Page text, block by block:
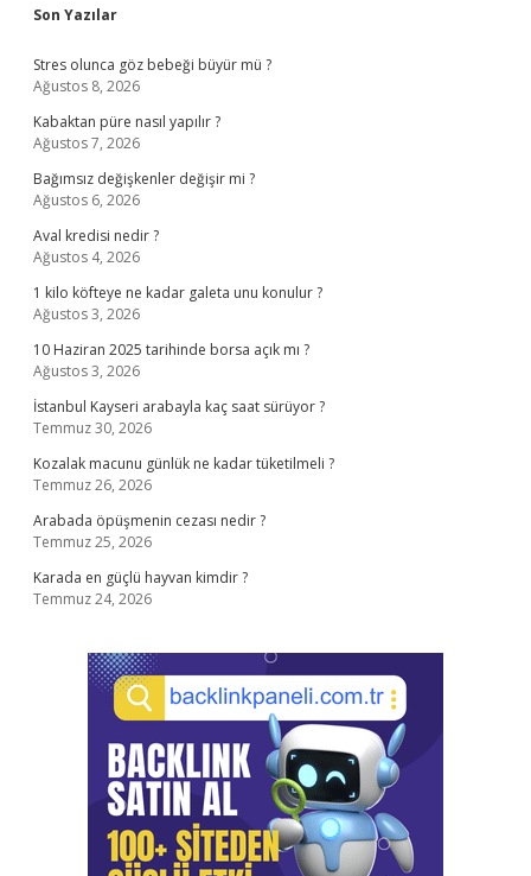
Sidebar
Son Yazılar
Stres olunca göz bebeği büyür mü ?
Ağustos 8, 2026
Kabaktan püre nasıl yapılır ?
Ağustos 7, 2026
Bağımsız değişkenler değişir mi ?
Ağustos 6, 2026
Aval kredisi nedir ?
Ağustos 4, 2026
1 kilo köfteye ne kadar galeta unu konulur ?
Ağustos 3, 2026
10 Haziran 2025 tarihinde borsa açık mı ?
Ağustos 3, 2026
İstanbul Kayseri arabayla kaç saat sürüyor ?
Temmuz 30, 2026
Kozalak macunu günlük ne kadar tüketilmeli ?
Temmuz 26, 2026
Arabada öpüşmenin cezası nedir ?
Temmuz 25, 2026
Karada en güçlü hayvan kimdir ?
Temmuz 24, 2026